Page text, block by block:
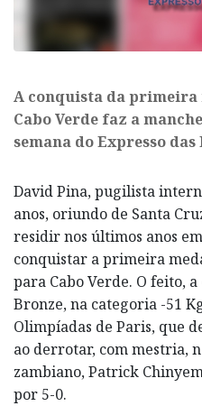
A conquista da
Cabo Verde faz a
semana do Expresso das
David Pina, pugilista
anos, oriundo de Santa
residir nos últimos anos
conquistar a primeira
para Cabo Verde. O feito,
Bronze, na categoria -51
Olimpíadas de Paris, que
ao derrotar, com mestria,
zambiano, Patrick
por 5-0.